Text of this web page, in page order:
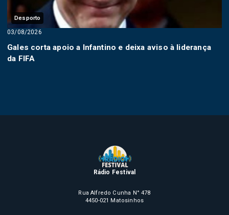
Desporto
03/08/2026
Gales corta apoio a Infantino e deixa aviso à liderança
da FIFA
Rádio Festival
Rua Alfredo Cunha N° 478
4450-021 Matosinhos